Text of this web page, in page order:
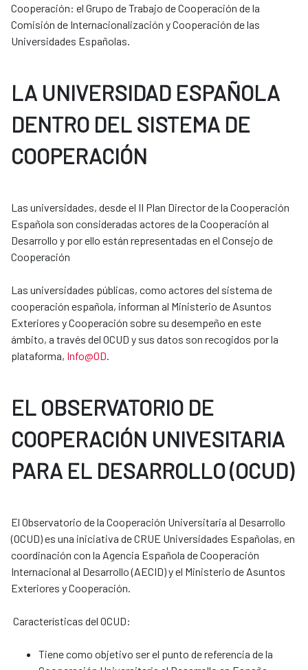
Cooperación: el Grupo de Trabajo de Cooperación de la
Comisión de Internacionalización y Cooperación de las
Universidades Españolas.
LA UNIVERSIDAD ESPAÑOLA
DENTRO DEL SISTEMA DE
COOPERACIÓN
Las universidades, desde el II Plan Director de la Cooperación
Española son consideradas actores de la Cooperación al
Desarrollo y por ello están representadas en el Consejo de
Cooperación
Las universidades públicas, como actores del sistema de
cooperación española, informan al Ministerio de Asuntos
Exteriores y Cooperación sobre su desempeño en este
ámbito, a través del OCUD y sus datos son recogidos por la
plataforma, Info@OD.
EL OBSERVATORIO DE
COOPERACIÓN UNIVESITARIA
PARA EL DESARROLLO (OCUD)
El Observatorio de la Cooperación Universitaria al Desarrollo
(OCUD) es una iniciativa de CRUE Universidades Españolas, en
coordinación con la Agencia Española de Cooperación
Internacional al Desarrollo (AECID) y el Ministerio de Asuntos
Exteriores y Cooperación.
Características del OCUD:
Tiene como objetivo ser el punto de referencia de la